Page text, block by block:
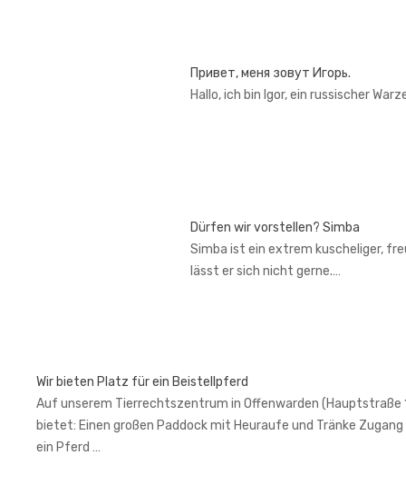
Привет, меня зовут Игорь.
Hallo, ich bin Igor, ein russischer
Dürfen wir vorstellen? Simba
Simba ist ein extrem kuscheliger,
lässt er sich nicht gerne.…
Wir bieten Platz für ein Beistellpferd
Auf unserem Tierrechtszentrum in Offenwarden
bietet: Einen großen Paddock mit Heuraufe und Tränke
ein Pferd …